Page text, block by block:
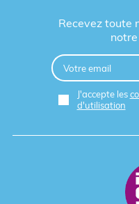
Recevez toute
J'accepte les
d'utilisation